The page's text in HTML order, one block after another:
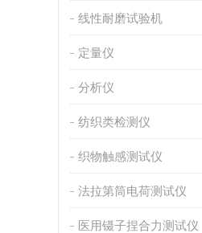
线性耐磨试验机
定量仪
分析仪
纺织类检测仪
织物触感测试仪
法拉第筒电荷测试仪
医用镊子捏合力测试仪